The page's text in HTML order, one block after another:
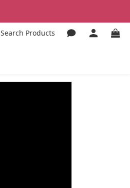
Search Products